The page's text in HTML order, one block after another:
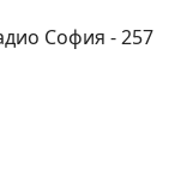
София - 257